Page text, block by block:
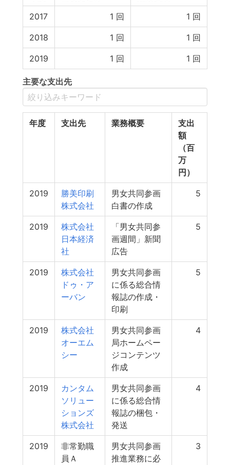
2017 1 回 1 回
2018 1 回 1 回
2019 1 回 1 回
主要な支出先
年度 支出先 業務概要
支出
額
（百
万
円）
2019
勝美印刷
株式会社
男女共同参画
白書の作成
5
2019
株式会社
日本経済
社
「男女共同参
画週間」新聞
広告
5
2019
株式会社
ドゥ・ア
ーバン
男女共同参画
に係る総合情
報誌の作成・
印刷
5
2019
株式会社
オーエム
シー
男女共同参画
局ホームペー
ジコンテンツ
作成
4
2019
カンタム
ソリュー
ションズ
株式会社
男女共同参画
に係る総合情
報誌の梱包・
発送
4
2019
非常勤職
員Ａ
男女共同参画
推進業務に必
3